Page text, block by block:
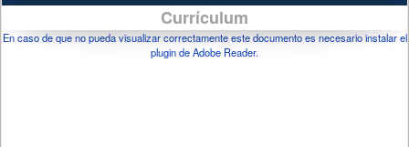
Currículum
En caso de que no pueda visualizar correctamente este documento es necesario instalar el
plugin de Adobe Reader.